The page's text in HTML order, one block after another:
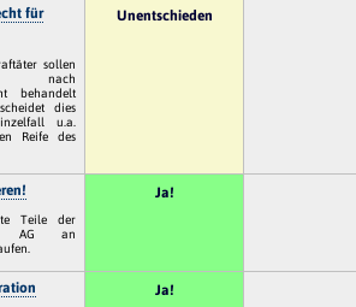
für
sollen
nach
behandelt
dies
u.a.
Reife des
Unentschieden
Teile der
AG an
Ja!
Ja!